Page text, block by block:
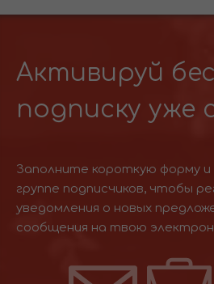
Активируй
подписку уже
Заполните короткую форму и
группе подписчиков, чтобы
уведомления о новых
сообщения на твою